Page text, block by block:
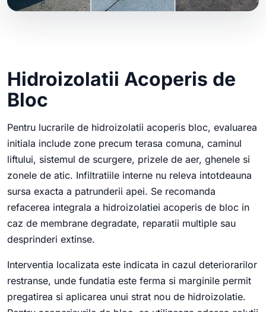
Hidroizolatii Acoperis de
Bloc
Pentru lucrarile de hidroizolatii acoperis bloc, evaluarea
initiala include zone precum terasa comuna, caminul
liftului, sistemul de scurgere, prizele de aer, ghenele si
zonele de atic. Infiltratiile interne nu releva intotdeauna
sursa exacta a patrunderii apei. Se recomanda
refacerea integrala a hidroizolatiei acoperis de bloc in
caz de membrane degradate, reparatii multiple sau
desprinderi extinse.
Interventia localizata este indicata in cazul deteriorarilor
restranse, unde fundatia este ferma si marginile permit
pregatirea si aplicarea unui strat nou de hidroizolatie.